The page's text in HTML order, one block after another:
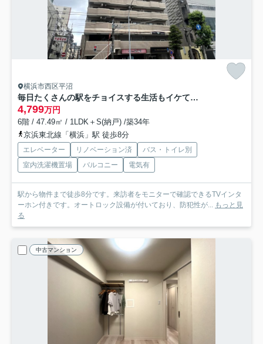
横浜市西区平沼
毎日たくさんの駅をチョイスする生活もイケてます。１人なら超贅沢！２人なら余裕ある快適さ！立地最強、住んで安心な、『ライオンズマンション横浜第５』リノベーション
4,799万円
6階 / 47.49㎡ / 1LDK＋S(納戸) /築34年
京浜東北線「横浜」駅 徒歩8分
エレベーター リノベーション済
バス・トイレ別
室内洗濯機置場
バルコニー 電気有
駅から物件まで徒歩8分です。来訪者をモニターで確認できるTVインタ
ーホン付きです。オートロック設備が付いており、防犯性が...
もっと見
る
中古マンション